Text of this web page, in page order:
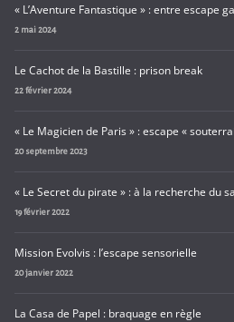
« L’Aventure Fantastique » : entre escape
2 mai 2024
Le Cachot de la Bastille : prison break
22 février 2024
« Le Magicien de Paris » : escape «
20 septembre 2023
« Le Secret du pirate » : à la recherche du
19 février 2022
Mission Evolvis : l’escape sensorielle
20 janvier 2022
La Casa de Papel : braquage en règle